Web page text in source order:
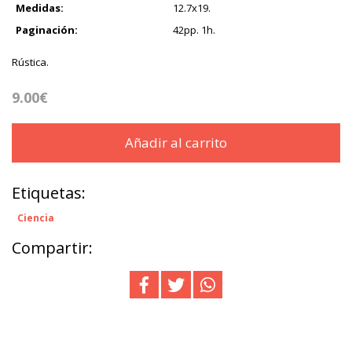
Medidas:
12.7x19.
Paginación:
42pp. 1h.
Rústica.
9.00€
Añadir al carrito
Etiquetas:
Ciencia
Compartir: